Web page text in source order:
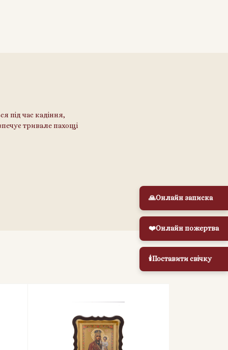
під час кадіння,
тривале пахощі
🙏Онлайн записка
❤️Онлайн пожертва
🕯️Поставити свічку